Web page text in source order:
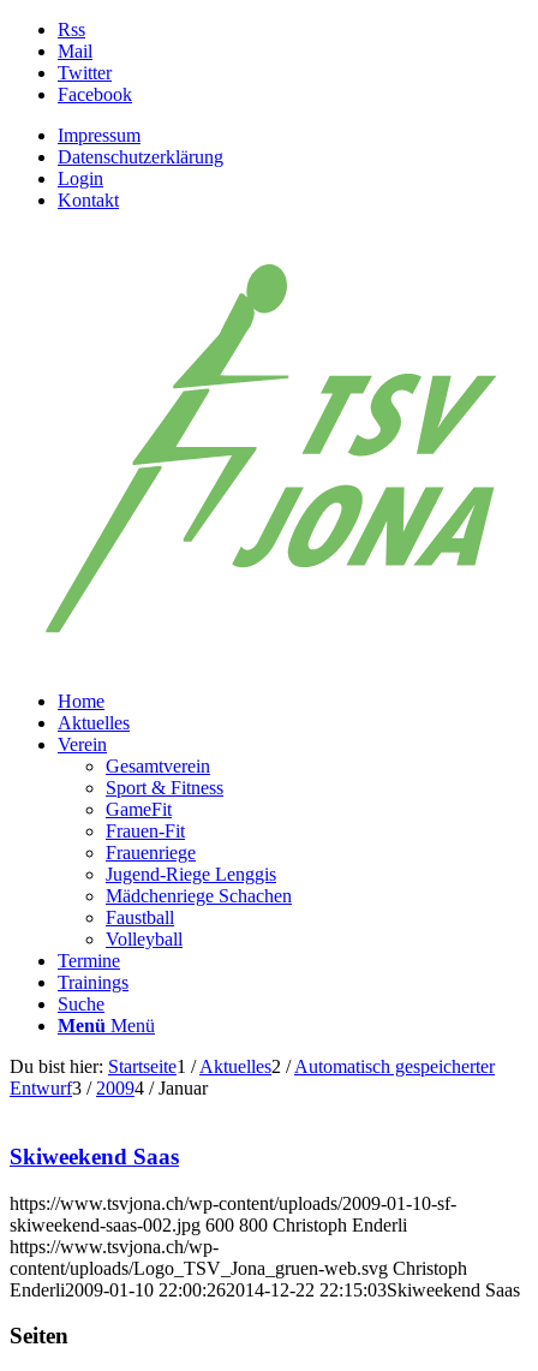
Rss
Mail
Twitter
Facebook
Impressum
Datenschutzerklärung
Login
Kontakt
Home
Aktuelles
Verein
Gesamtverein
Sport & Fitness
GameFit
Frauen-Fit
Frauenriege
Jugend-Riege Lenggis
Mädchenriege Schachen
Faustball
Volleyball
Termine
Trainings
Suche
Menü Menü
Du bist hier: Startseite1 / Aktuelles2 / Automatisch gespeicherter
Entwurf3 / 20094 / Januar
Skiweekend Saas
https://www.tsvjona.ch/wp-content/uploads/2009-01-10-sf-
skiweekend-saas-002.jpg 600 800 Christoph Enderli
https://www.tsvjona.ch/wp-
content/uploads/Logo_TSV_Jona_gruen-web.svg Christoph
Enderli2009-01-10 22:00:262014-12-22 22:15:03Skiweekend Saas
Seiten